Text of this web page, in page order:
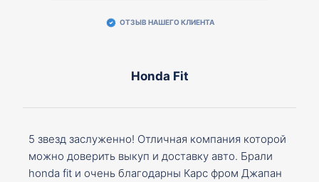
ОТЗЫВ НАШЕГО КЛИЕНТА
Honda Fit
5 звезд заслуженно! Отличная компания которой
можно доверить выкуп и доставку авто. Брали
honda fit и очень благодарны Карс фром Джапан